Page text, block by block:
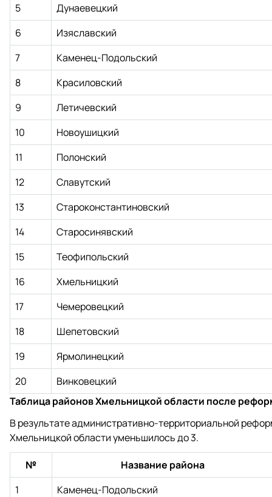
5
Дунаевецкий
6
Изяславский
7
Каменец-Подольский
8
Красиловский
9
Летичевский
10
Новоушицкий
11
Полонский
12
Славутский
13
Староконстантиновский
14
Старосинявский
15
Теофипольский
16
Хмельницкий
17
Чемеровецкий
18
Шепетовский
19
Ярмолинецкий
20
Винковецкий
Таблица районов Хмельницкой области после
В результате административно-территориальной
Хмельницкой области уменьшилось до 3.
№
Название района
1
Каменец-Подольский